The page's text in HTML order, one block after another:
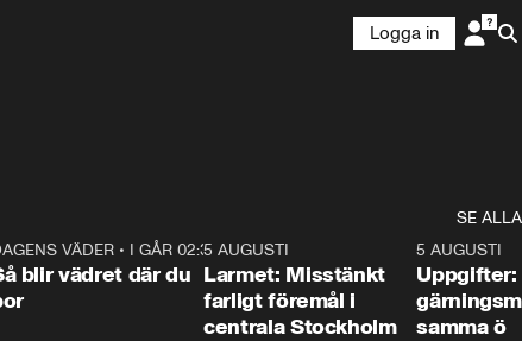
Logga in
SE ALLA
1:06
VÄDER• I GÅR 02:30
blir vädret där du
0:35
5 AUGUSTI
Larmet: Misstänkt
farligt föremål i
centrala Stockholm
5 AUGUSTI
Uppgifter:
samma ö